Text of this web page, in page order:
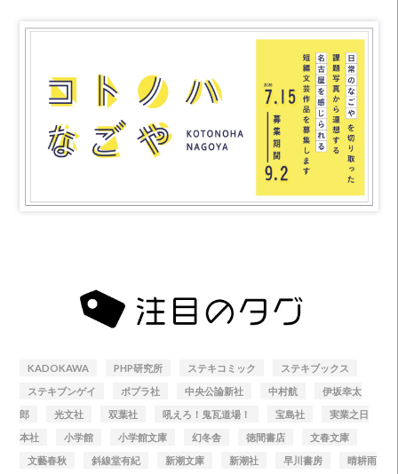
KADOKAWA PHP研究所 ステキコミック
ステキブックス
ステキブンゲイ
ポプラ社 中央公論新社 中村航
伊坂幸太
郎
光文社 双葉社 吼えろ！鬼瓦道場！ 宝島社
実業之日
本社
小学館 小学館文庫 幻冬舎 徳間書店
文春文庫
文藝春秋
斜線堂有紀 新潮文庫 新潮社 早川書房
晴耕雨